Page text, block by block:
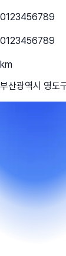
0123456789
0123456789
km
부산광역시 영도